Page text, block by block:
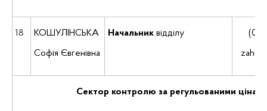
18 КОШУЛІНСЬКА
Софія Євгенівна
Начальник відділу
Сектор контролю за регульованими